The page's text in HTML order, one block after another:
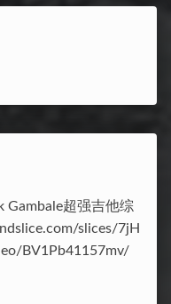
Gambale超强吉他综
slices/7jH
BV1Pb41157mv/